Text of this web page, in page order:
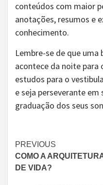
conteúdos com maior
anotações, resumos e
conhecimento.
Lembre-se de que uma
acontece da noite para
estudos para o
e seja perseverante em
graduação dos seus
Continue
Reading
PREVIOUS
COMO A
DE VIDA?